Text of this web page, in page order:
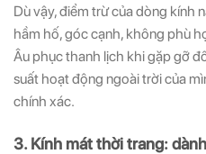
Dù vậy, điểm trừ của dòng kính
hầm hố, góc cạnh, không phù
Âu phục thanh lịch khi gặp gỡ
suất hoạt động ngoài trời của
chính xác.
3. Kính mát thời trang: